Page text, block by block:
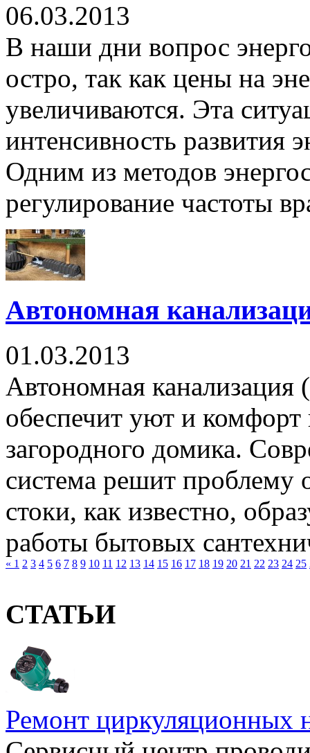
06.03.2013
В наши дни вопрос
остро, так как цены на
увеличиваются. Эта
интенсивность развития
Одним из методов
регулирование частоты
Автономная
01.03.2013
Автономная канализация
обеспечит уют и
загородного домика.
система решит проблему
стоки, как известно,
работы бытовых
« 1 2 3 4 5 6 7 8 9 10 11 12 13 14 15 16 17 18 19 20 21 22 23 24 25
СТАТЬИ
Ремонт циркуляционных